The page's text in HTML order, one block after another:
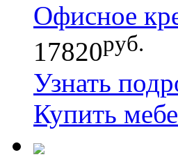
Офисное
17820руб.
Узнать
Купить